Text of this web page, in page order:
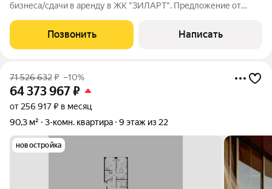
бизнеса/сдачи в аренду в ЖК "ЗИЛАРТ". Предложение от
зоной с/у, с отделкой (номер помещения 659Н, 6 корпус)
Панорамное остекление в пол
Позвонить Написать
71 526 632₽ –10%
64 373 967₽
от 256 917 ₽ в месяц
90,3 м²
3-комн. квартира 9 этаж из 22
новостройка